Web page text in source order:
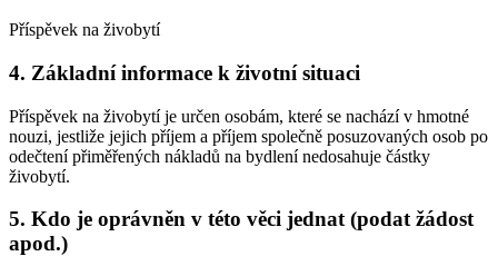
Příspěvek na živobytí
4. Základní informace k životní situaci
Příspěvek na živobytí je určen osobám, které se nachází v hmotné
nouzi, jestliže jejich příjem a příjem společně posuzovaných osob po
odečtení přiměřených nákladů na bydlení nedosahuje částky
živobytí.
5. Kdo je oprávněn v této věci jednat (podat žádost
apod.)